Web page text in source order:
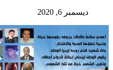
ديسمبر 6, 2020